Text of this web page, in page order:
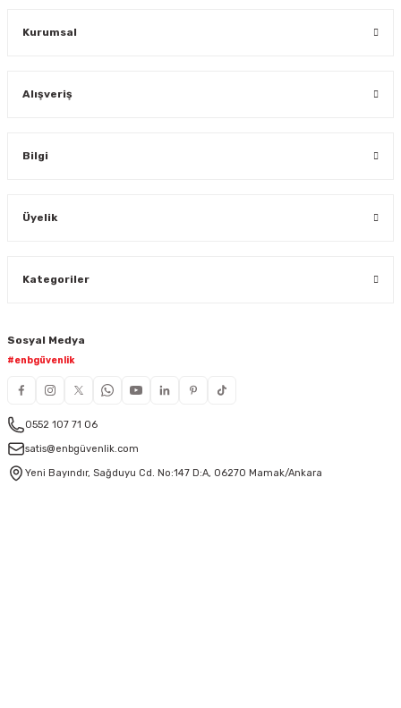
Kurumsal
Alışveriş
Bilgi
Üyelik
Kategoriler
Sosyal Medya
#enbgüvenlik
0552 107 71 06
satis@enbgüvenlik.com
Yeni Bayındır, Sağduyu Cd. No:147 D:A, 06270 Mamak/Ankara